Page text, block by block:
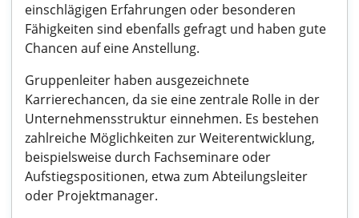
einschlägigen Erfahrungen oder besonderen
Fähigkeiten sind ebenfalls gefragt und haben gute
Chancen auf eine Anstellung.
Gruppenleiter haben ausgezeichnete
Karrierechancen, da sie eine zentrale Rolle in der
Unternehmensstruktur einnehmen. Es bestehen
zahlreiche Möglichkeiten zur Weiterentwicklung,
beispielsweise durch Fachseminare oder
Aufstiegspositionen, etwa zum Abteilungsleiter
oder Projektmanager.